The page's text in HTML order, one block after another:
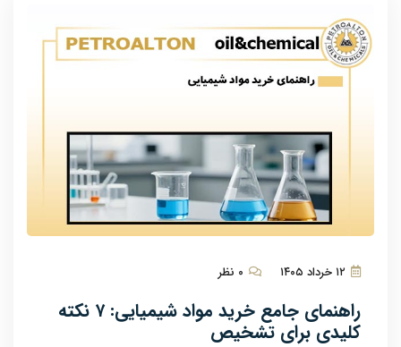
راهنمای جامع خرید مواد شیمیایی: ۷ نکته
کلیدی برای تشخیص